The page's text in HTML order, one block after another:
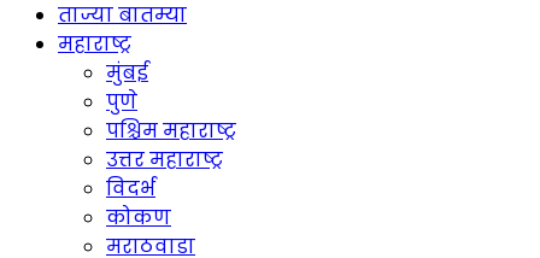
ताज्या बातम्या
महाराष्ट्र
मुंबई
पुणे
पश्चिम महाराष्ट्र
उत्तर महाराष्ट्र
विदर्भ
कोकण
मराठवाडा